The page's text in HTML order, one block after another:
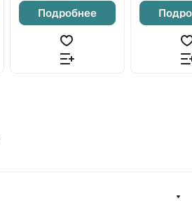
Подробнее